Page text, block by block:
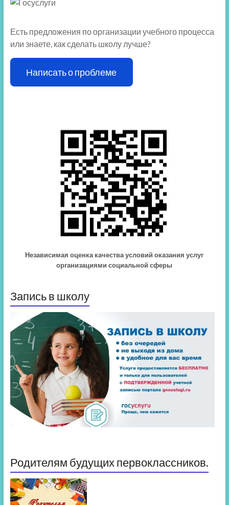
Есть предложения по организации учебного процесса
или знаете, как сделать школу лучше?
Написать о проблеме
Независимая оценка качества условий оказания услуг
организациями социальной сферы
Запись в школу
Родителям будущих первоклассников.